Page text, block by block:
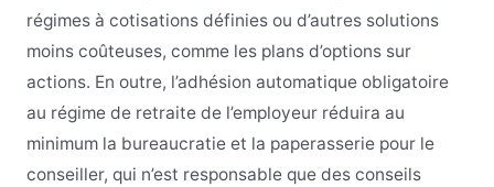
régimes à cotisations définies ou d’autres solutions
moins coûteuses, comme les plans d’options sur
actions. En outre, l’adhésion automatique obligatoire
au régime de retraite de l’employeur réduira au
minimum la bureaucratie et la paperasserie pour le
conseiller, qui n’est responsable que des conseils